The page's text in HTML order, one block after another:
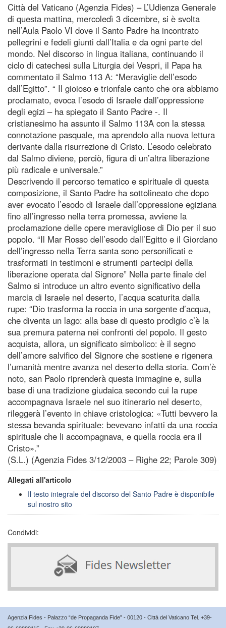
Città del Vaticano (Agenzia Fides) – L’Udienza Generale
di questa mattina, mercoledì 3 dicembre, si è svolta
nell’Aula Paolo VI dove il Santo Padre ha incontrato
pellegrini e fedeli giunti dall’Italia e da ogni parte del
mondo. Nel discorso in lingua italiana, continuando il
ciclo di catechesi sulla Liturgia dei Vespri, il Papa ha
commentato il Salmo 113 A: “Meraviglie dell’esodo
dall’Egitto”. “ Il gioioso e trionfale canto che ora abbiamo
proclamato, evoca l’esodo di Israele dall’oppressione
degli egizi – ha spiegato il Santo Padre -. Il
cristianesimo ha assunto il Salmo 113A con la stessa
connotazione pasquale, ma aprendolo alla nuova lettura
derivante dalla risurrezione di Cristo. L’esodo celebrato
dal Salmo diviene, perciò, figura di un’altra liberazione
più radicale e universale.”
Descrivendo il percorso tematico e spirituale di questa
composizione, il Santo Padre ha sottolineato che dopo
aver evocato l’esodo di Israele dall’oppressione egiziana
fino all’ingresso nella terra promessa, avviene la
proclamazione delle opere meravigliose di Dio per il suo
popolo. “Il Mar Rosso dell’esodo dall’Egitto e il Giordano
dell’ingresso nella Terra santa sono personificati e
trasformati in testimoni e strumenti partecipi della
liberazione operata dal Signore” Nella parte finale del
Salmo si introduce un altro evento significativo della
marcia di Israele nel deserto, l’acqua scaturita dalla
rupe: “Dio trasforma la roccia in una sorgente d’acqua,
che diventa un lago: alla base di questo prodigio c’è la
sua premura paterna nei confronti del popolo. Il gesto
acquista, allora, un significato simbolico: è il segno
dell’amore salvifico del Signore che sostiene e rigenera
l’umanità mentre avanza nel deserto della storia. Com’è
noto, san Paolo riprenderà questa immagine e, sulla
base di una tradizione giudaica secondo cui la rupe
accompagnava Israele nel suo itinerario nel deserto,
rileggerà l’evento in chiave cristologica: «Tutti bevvero la
stessa bevanda spirituale: bevevano infatti da una roccia
spirituale che li accompagnava, e quella roccia era il
Cristo».”
(S.L.) (Agenzia Fides 3/12/2003 – Righe 22; Parole 309)
Allegati all'articolo
Il testo integrale del discorso del Santo Padre è disponibile
sul nostro sito
Condividi:
Agenzia Fides - Palazzo “de Propaganda Fide” - 00120 - Città del Vaticano Tel. +39-